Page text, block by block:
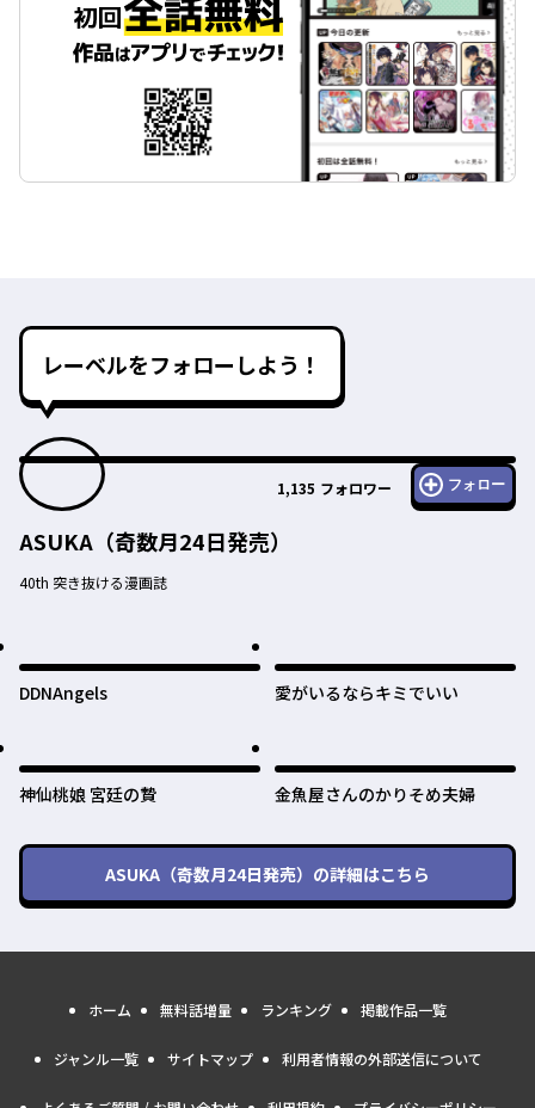
レーベルをフォローしよう！
1,135 フォロワー フォロー
ASUKA（奇数月24日発売）
40th 突き抜ける漫画誌
DDNAngels 愛がいるならキミでいい
神仙桃娘 宮廷の贄 金魚屋さんのかりそめ夫婦
ASUKA（奇数月24日発売） の詳細はこちら
ホーム 無料話増量 ランキング 掲載作品一覧
ジャンル一覧 サイトマップ 利用者情報の外部送信について